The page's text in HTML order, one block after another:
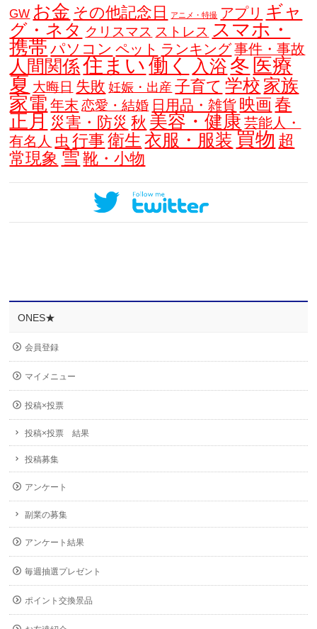
GW お金 その他記念日 アニメ・特撮 アプリ ギャ
グ・ネタ クリスマス ストレス スマホ・
携帯 パソコン ペット ランキング事件・事故
人間関係住まい 働く 入浴 冬 医療
夏 大晦日 失敗 妊娠・出産 子育て 学校 家族
家電 年末 恋愛・結婚 日用品・雑貨 映画 春
正月 災害・防災 秋 美容・健康 芸能人・
有名人 虫 行事 衛生 衣服・服装 買物 超
常現象 雪 靴・小物
ONES★
会員登録
マイメニュー
投稿×投票
投稿×投票 結果
投稿募集
アンケート
副業の募集
アンケート結果
毎週抽選プレゼント
ポイント交換景品